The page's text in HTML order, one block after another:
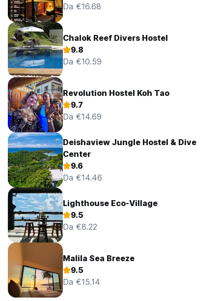
Da €16.68
Chalok Reef Divers Hostel
9.8
Da €10.59
Revolution Hostel Koh Tao
9.7
Da €14.69
Deishaview Jungle Hostel & Dive
Center
9.6
Da €14.46
Lighthouse Eco-Village
9.5
Da €8.22
Malila Sea Breeze
9.5
Da €15.14